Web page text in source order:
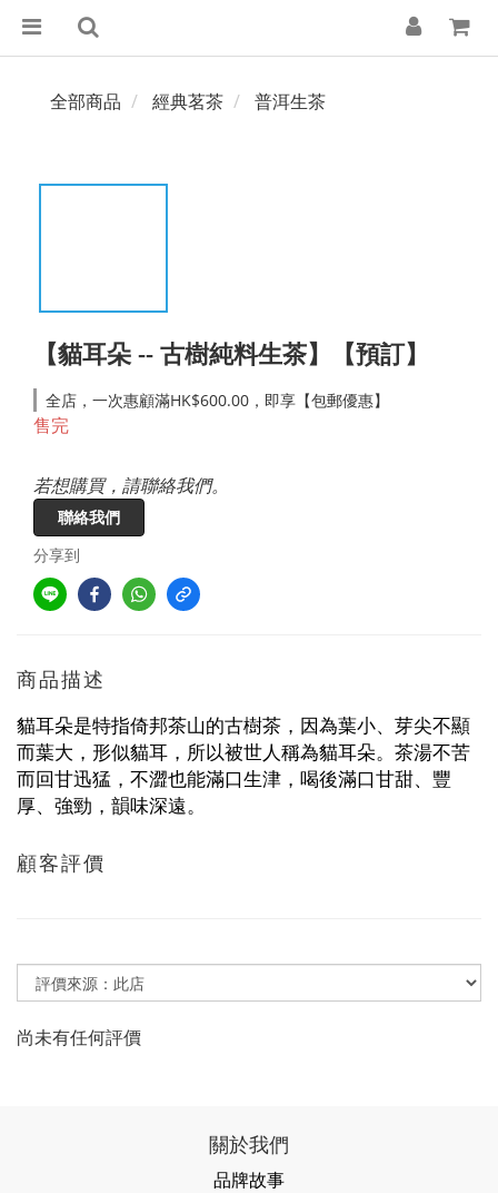
全部商品 經典茗茶 普洱生茶
【貓耳朵 -- 古樹純料生茶】【預訂】
全店，一次惠顧滿HK$600.00，即享【包郵優惠】
售完
若想購買，請聯絡我們。
聯絡我們
分享到
商品描述
貓耳朵是特指倚邦茶山的古樹茶，因為葉小、芽尖不顯
而葉大，形似貓耳，所以被世人稱為貓耳朵。茶湯不苦
而回甘迅猛，不澀也能滿口生津，喝後滿口甘甜、豐
厚、強勁，韻味深遠。
顧客評價
尚未有任何評價
關於我們
品牌故事